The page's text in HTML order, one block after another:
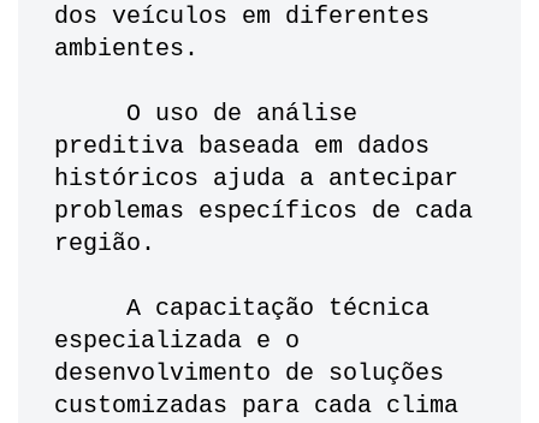
dos veículos em diferentes
ambientes.
preditiva baseada em dados
históricos ajuda a antecipar
problemas específicos de cada
região.
especializada e o
desenvolvimento de soluções
customizadas para cada clima